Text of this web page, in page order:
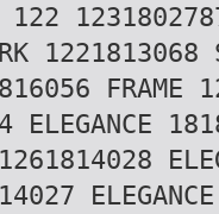
122
1221813068
FRAME
ELEGANCE